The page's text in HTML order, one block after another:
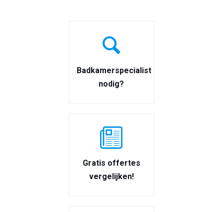
Badkamerspecialist
nodig?
Gratis offertes
vergelijken!